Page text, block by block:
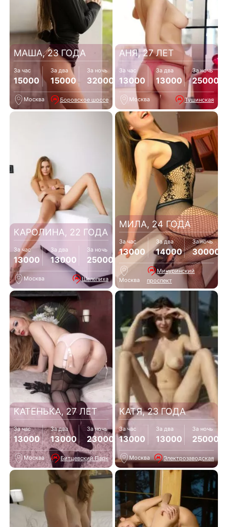
МАША, 23 ГОДА
За час
15000
За два
15000
За ночь
32000
Москва Боровское шоссе
АНЯ, 27 ЛЕТ
За час
13000
За два
13000
За ночь
25000
Москва Тушинская
КАРОЛИНА, 22 ГОДА
За час
13000
За два
13000
За ночь
25000
Москва Шелепиха
МИЛА, 24 ГОДА
За час
13000
За два
14000
За ночь
30000
Москва
Мичуринский
проспект
КАТЕНЬКА, 27 ЛЕТ
За час
13000
За два
13000
За ночь
23000
Москва Битцевский Парк
КАТЯ, 23 ГОДА
За час
13000
За два
13000
За ночь
25000
Москва Электрозаводская